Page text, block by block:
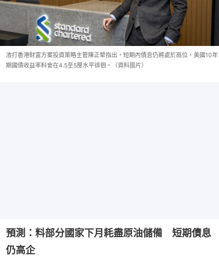
渣打香港財富方案投資策略主管陳正犖指出，短期內債息仍將處於高位，美國10年
期國債收益率料會在4.5至5厘水平徘徊。（資料圖片）
預測：料部分國家下月耗盡原油儲備 短期債息
仍高企